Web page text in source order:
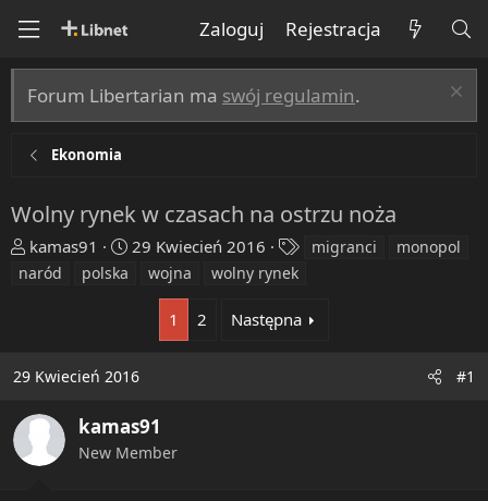
Zaloguj Rejestracja
Forum Libertarian ma swój regulamin.
Ekonomia
Wolny rynek w czasach na ostrzu noża
T
h
s
a
r
kamas91
R
z
t
y
29 Kwiecień 2016
s
migranci
monopol
naród
polska wojna wolny rynek
1 2 Następna
29 Kwiecień 2016 #1
kamas91
New Member